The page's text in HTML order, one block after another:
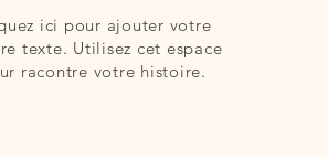
ici pour ajouter votre
texte. Utilisez cet espace
racontre votre histoire.